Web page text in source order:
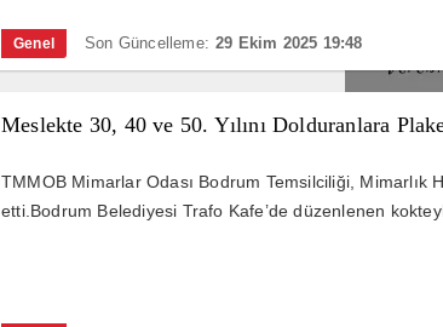
Genel Son Güncelleme: 29 Ekim 2025 19:48
Meslekte 30, 40 ve 50. Yılını Dolduranlara
TMMOB Mimarlar Odası Bodrum Temsilciliği, Mimarlık
etti.Bodrum Belediyesi Trafo Kafe’de düzenlenen